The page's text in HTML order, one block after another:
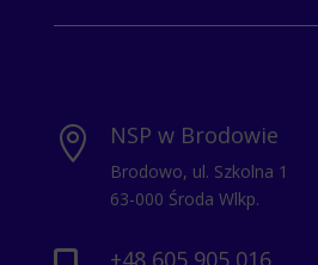
 NSP w Brodowie
Brodowo, ul. Szkolna 1
63-000 Środa Wlkp.
+48 605 905 016